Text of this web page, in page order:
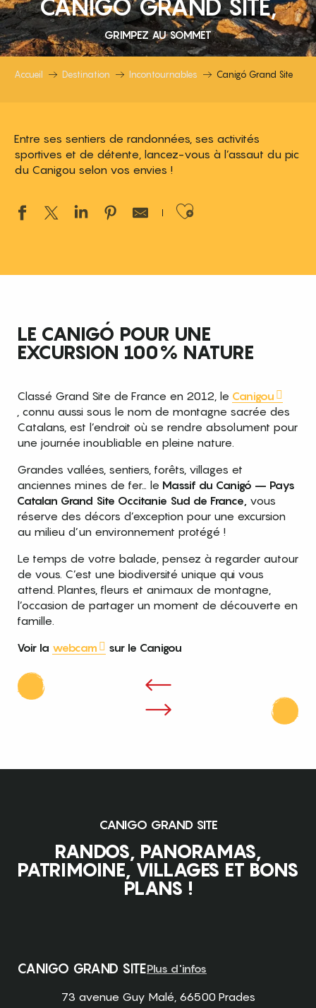
CANIGÓ GRAND SITE,
GRIMPEZ AU SOMMET
Accueil Destination Incontournables Canigó Grand Site
Entre ses sentiers de randonnées, ses activités
sportives et de détente, lancez-vous à l’assaut du pic
du Canigou selon vos envies !
Ajouter aux
LE CANIGÓ POUR UNE
EXCURSION 100% NATURE
Classé Grand Site de France en 2012, le Canigou
, connu aussi sous le nom de montagne sacrée des
Catalans, est l’endroit où se rendre absolument pour
une journée inoubliable en pleine nature.
Grandes vallées, sentiers, forêts, villages et
anciennes mines de fer… le Massif du Canigó – Pays
Catalan Grand Site Occitanie Sud de France, vous
réserve des décors d’exception pour une excursion
au milieu d’un environnement protégé !
Le temps de votre balade, pensez à regarder autour
de vous. C’est une biodiversité unique qui vous
attend. Plantes, fleurs et animaux de montagne,
l’occasion de partager un moment de découverte en
famille.
Voir la webcam sur le Canigou
CANIGO GRAND SITE
RANDOS, PANORAMAS,
PATRIMOINE, VILLAGES ET BONS
PLANS !
CANIGO GRAND SITEPlus d'infos
73 avenue Guy Malé, 66500 Prades